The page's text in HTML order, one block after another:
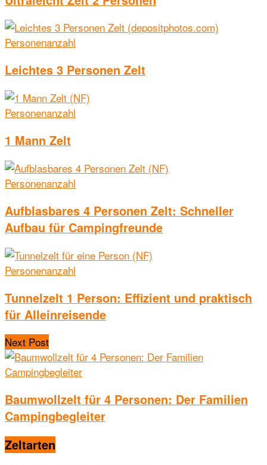
Personenanzahl
Leichtes 3 Personen Zelt
Personenanzahl
1 Mann Zelt
Personenanzahl
Aufblasbares 4 Personen Zelt: Schneller
Aufbau für Campingfreunde
Personenanzahl
Tunnelzelt 1 Person: Effizient und praktisch
für Alleinreisende
Next Post
Baumwollzelt für 4 Personen: Der Familien
Campingbegleiter
Zeltarten